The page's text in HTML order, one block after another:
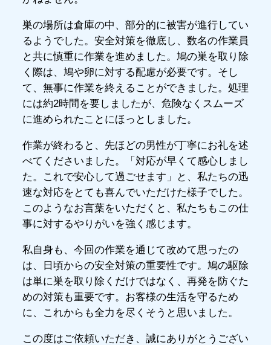
巣の場所は倉庫の中、部分的に被害が進行してい
るようでした。安全対策を徹底し、数名の作業員
と共に慎重に作業を進めました。鳩の巣を取り除
く際は、鳩や卵に対する配慮が必要です。そし
て、無事に作業を終えることができました。処理
には約2時間を要しましたが、危険なくスムーズ
に進められたことにほっとしました。
作業が終わると、先ほどの男性が丁寧にお礼を述
べてくださいました。「対応が早くて感心しまし
た。これで安心して過ごせます」と、私たちの迅
速な対応をとても喜んでいただけた様子でした。
このようなお言葉をいただくと、私たちもこの仕
事に対するやりがいを強く感じます。
私自身も、今回の作業を通じて改めて思ったの
は、日頃からの安全対策の重要性です。鳩の駆除
は単に巣を取り除くだけではなく、再発を防ぐた
めの対策も重要です。お客様の生活を守るため
に、これからも全力を尽くそうと思いました。
この度はご依頼いただき、誠にありがとうござい